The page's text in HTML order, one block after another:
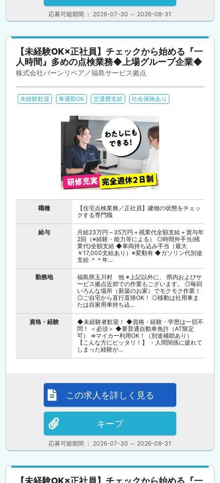
応募可能期間 ： 2026-07-30 ～ 2026-08-31
【未経験OK×正社員】チェックから始める『一
人時間』多めの点検業務◆上場グループ企業◆
株式会社バーンリペア／福島サービス拠点
未経験歓迎 車通勤OK 交通費支給 社会保険あり
職種
【住宅点検業務／正社員】建物の状態をチェッ
クする専門職
給与
月給23万円～35万円＋残業代全額支給＋賞与年
2回（※経験・能力等による） ◎時間外手当(残
業代)全額支給 ◆車両持ち込み手当（最大
￥17,000支給あり）※変動有 ◆ガソリン代別途
支給 ＊＊年...
勤務地
福島県玉川村 他 ※上記以外に、 県内およびサ
ービス拠点近郊での作業もございます。 ◎毎回
いろんな場所（新築のお家）でモクモク作業！
◎ご自宅から直行直帰OK！ ◎移動は社用車ま
たは自家用車持ち込...
資格・経験
◆未経験者歓迎！ ◆資格・経験・学歴は一切不
問！ ＜必須＞ ◆要普通自動車免許（AT限定
可） ⇒マイカー利用OK！（別途補助あり）
【こんな方にピッタリ！】 ・人間関係に疲れて
しまった経験が...
応募可能期間 ： 2026-07-30 ～ 2026-08-31
この求人を詳しく見る
キープ
【未経験OK×正社員】チェックから始める『一